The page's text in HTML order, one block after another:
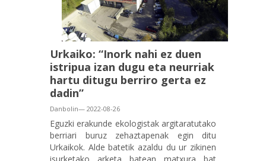
Urkaiko: “Inork nahi ez duen
istripua izan dugu eta neurriak
hartu ditugu berriro gerta ez
dadin”
Danbolin— 2022-08-26
Eguzki erakunde ekologistak argitaratutako
berriari buruz zehaztapenak egin ditu
Urkaikok. Alde batetik azaldu du ur zikinen